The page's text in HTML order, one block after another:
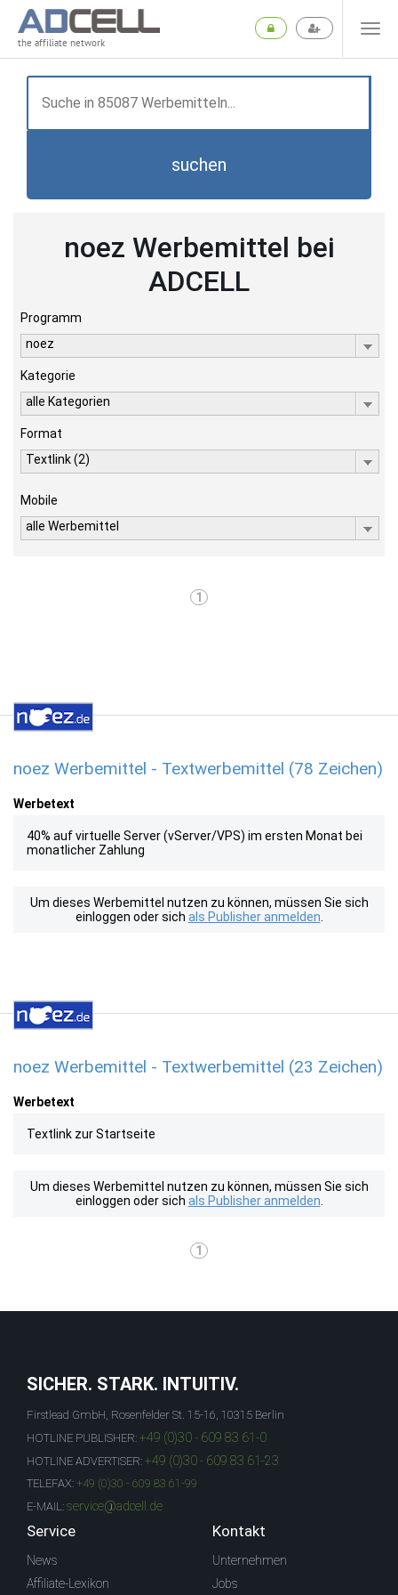
the affiliate network
suchen
noez Werbemittel bei
ADCELL
Programm
noez
Kategorie
alle Kategorien
Format
Textlink (2)
Mobile
alle Werbemittel
1
noez Werbemittel - Textwerbemittel (78 Zeichen)
Werbetext
40% auf virtuelle Server (vServer/VPS) im ersten Monat bei
monatlicher Zahlung
Um dieses Werbemittel nutzen zu können, müssen Sie sich
einloggen oder sich als Publisher anmelden
noez Werbemittel - Textwerbemittel (23 Zeichen)
Werbetext
Textlink zur Startseite
Um dieses Werbemittel nutzen zu können, müssen Sie sich
einloggen oder sich als Publisher anmelden
1
SICHER. STARK. INTUITIV.
Firstlead GmbH, Rosenfelder St. 15-16, 10315 Berlin
HOTLINE PUBLISHER: +49 (0)30 - 609 83 61-0
HOTLINE ADVERTISER: +49 (0)30 - 609 83 61-23
TELEFAX: +49 (0)30 - 609 83 61-99
E-MAIL: service@adcell.de
Service
News
Affiliate-Lexikon
Kontakt
Unternehmen
Jobs